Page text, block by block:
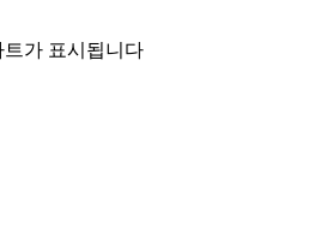
가 표시됩니다